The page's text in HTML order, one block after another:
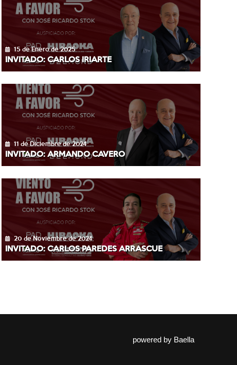
15 de Enero de 2025
INVITADO: CARLOS IRIARTE
11 de Diciembre de 2024
INVITADO: ARMANDO CAVERO
20 de Noviembre de 2024
INVITADO: CARLOS PAREDES ARRASCUE
powered by Baella